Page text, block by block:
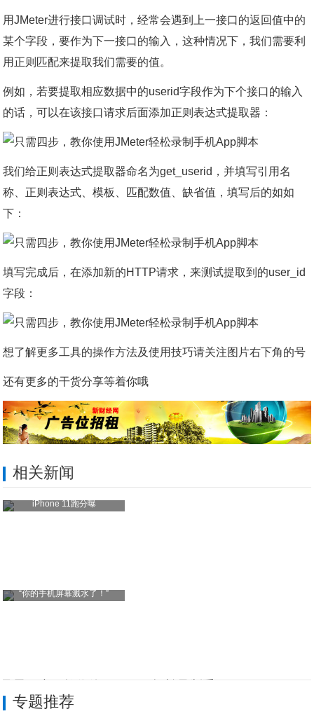
用JMeter进行接口调试时，经常会遇到上一接口的返回值中的
某个字段，要作为下一接口的输入，这种情况下，我们需要利
用正则匹配来提取我们需要的值。
例如，若要提取相应数据中的userid字段作为下个接口的输入
的话，可以在该接口请求后面添加正则表达式提取器：
我们给正则表达式提取器命名为get_userid，并填写引用名
称、正则表达式、模板、匹配数值、缺省值，填写后的如如
下：
填写完成后，在添加新的HTTP请求，来测试提取到的user_id
字段：
想了解更多工具的操作方法及使用技巧请关注图片右下角的号
还有更多的干货分享等着你哦
相关新闻
iPhone 11跑分曝
“你的手机屏幕溅水了！”
专题推荐